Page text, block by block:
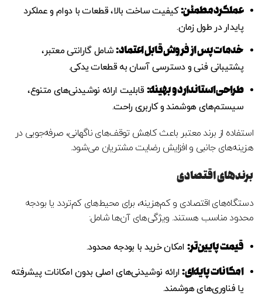
عملکرد مطمئن:کیفیت ساخت بالا، قطعات با دوام و عملکرد
پایدار در طول زمان.
خدمات پس از فروش قابل اعتماد:شامل گارانتی معتبر،
پشتیبانی فنی و دسترسی آسان به قطعات یدکی.
طراحی استاندارد و بهینه: قابلیت ارائه نوشیدنی‌های متنوع،
سیستم‌های هوشمند و کاربری راحت.
استفاده از برند معتبر باعث کاهش توقف‌های ناگهانی، صرفه‌جویی در
هزینه‌های جانبی و افزایش رضایت مشتریان می‌شود.
برندهای اقتصادی
دستگاه‌های اقتصادی و کم‌هزینه، برای محیط‌های کم‌تردد یا بودجه
محدود مناسب هستند. ویژگی‌های آن‌ها شامل:
قیمت پایین‌تر:امکان خرید با بودجه محدود.
امکانات پایه‌ای:ارائه نوشیدنی‌های اصلی بدون امکانات پیشرفته
یا فناوری‌های هوشمند.